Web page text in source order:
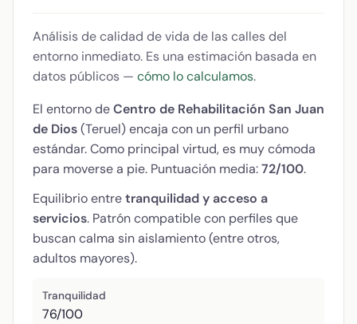
Análisis de calidad de vida de las calles del
entorno inmediato. Es una estimación basada en
datos públicos — cómo lo calculamos.
El entorno deCentro de Rehabilitación San Juan
de Dios(Teruel) encaja con un perfil urbano
estándar. Como principal virtud, es muy cómoda
para moverse a pie. Puntuación media:72/100.
Equilibrio entretranquilidad y acceso a
servicios. Patrón compatible con perfiles que
buscan calma sin aislamiento (entre otros,
adultos mayores).
Tranquilidad
76/100